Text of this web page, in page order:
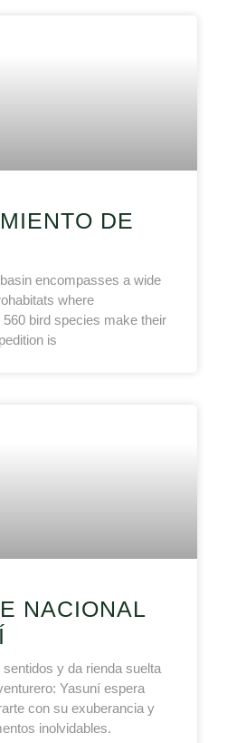
DE
encompasses a wide
where
bird species make their
is
NACIONAL
sentidos y da rienda suelta
Yasuní espera
con su exuberancia y
inolvidables.